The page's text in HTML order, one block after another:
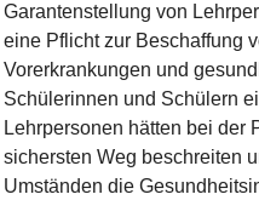
Garantenstellung von
eine Pflicht zur Beschaffung
Vorerkrankungen und
Schülerinnen und Schülern
Lehrpersonen hätten bei der
sichersten Weg beschreiten
Umständen die